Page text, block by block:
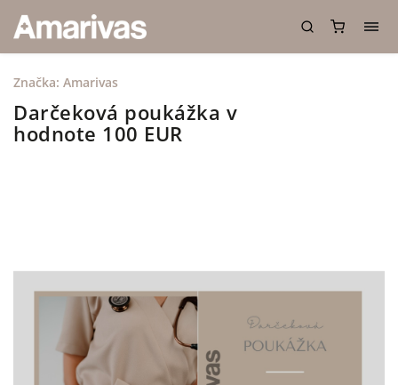
Darčeková poukážka v
hodnote 100 EUR
Značka: Amarivas